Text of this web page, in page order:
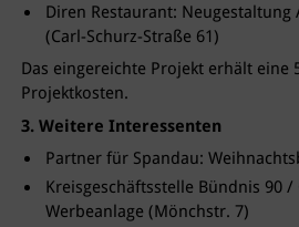
Diren Restaurant: Neugestaltung
(Carl-Schurz-Straße 61)
Das eingereichte Projekt erhält eine
Projektkosten.
3. Weitere Interessenten
Partner für Spandau:
Kreisgeschäftsstelle Bündnis 90
Werbeanlage (Mönchstr. 7)